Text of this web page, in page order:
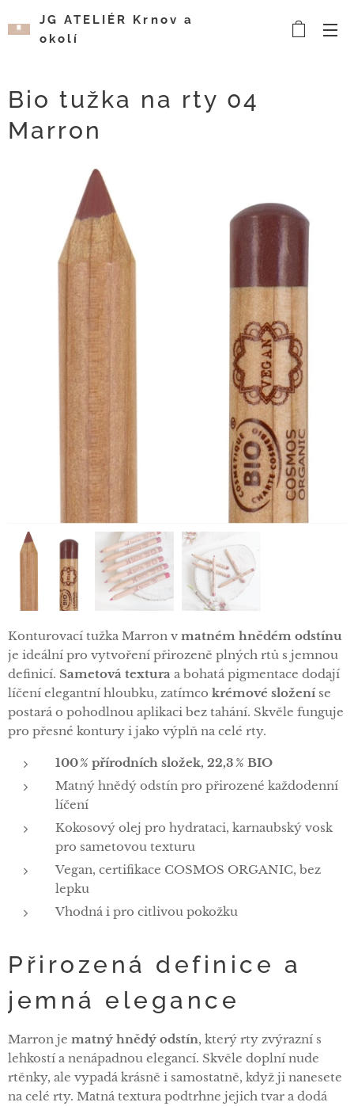
JG ATELIÉR Krnov a
okolí
Bio tužka na rty 04
Marron
Konturovací tužka Marron v matném hnědém odstínu
je ideální pro vytvoření přirozeně plných rtů s jemnou
definicí. Sametová textura a bohatá pigmentace dodají
líčení elegantní hloubku, zatímco krémové složeníse
postará o pohodlnou aplikaci bez tahání. Skvěle funguje
pro přesné kontury i jako výplň na celé rty.
100 % přírodních složek, 22,3 % BIO
Matný hnědý odstín pro přirozené každodenní
líčení
Kokosový olej pro hydrataci, karnaubský vosk
pro sametovou texturu
Vegan, certifikace COSMOS ORGANIC, bez
lepku
Vhodná i pro citlivou pokožku
Přirozená definice a
jemná elegance
Marron je matný hnědý odstín, který rty zvýrazní s
lehkostí a nenápadnou elegancí. Skvěle doplní nude
rtěnky, ale vypadá krásně i samostatně, když ji nanesete
na celé rty. Matná textura podtrhne jejich tvar a dodá